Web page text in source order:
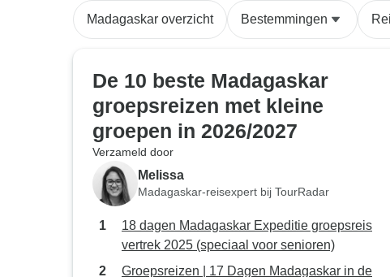
Madagaskar overzicht Bestemmingen
De 10 beste Madagaskar
groepsreizen met kleine
groepen in 2026/2027
Verzameld door
Melissa
Madagaskar-reisexpert bij TourRadar
18 dagen Madagaskar Expeditie groepsreis
vertrek 2025 (speciaal voor senioren)
Groepsreizen | 17 Dagen Madagaskar in de